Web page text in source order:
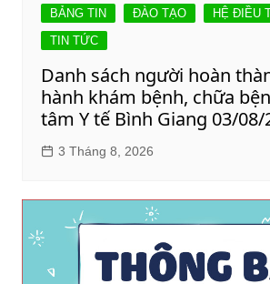
BẢNG TIN ĐÀO TẠO
HỆ ĐIỀU
TIN TỨC
Danh sách người hoàn
hành khám bệnh, chữa
tâm Y tế Bình Giang 03/08/
3 Tháng 8, 2026